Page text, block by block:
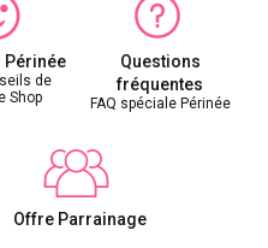
Périnée
de
Shop
Questions
fréquentes
FAQ spéciale Périnée
Offre Parrainage